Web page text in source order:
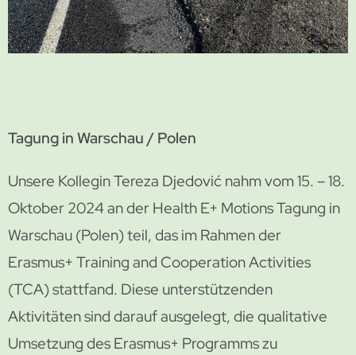
Tagung in Warschau / Polen
Unsere Kollegin Tereza Djedović nahm vom 15. – 18.
Oktober 2024 an der Health E+ Motions Tagung in
Warschau (Polen) teil, das im Rahmen der
Erasmus+ Training and Cooperation Activities
(TCA) stattfand. Diese unterstützenden
Aktivitäten sind darauf ausgelegt, die qualitative
Umsetzung des Erasmus+ Programms zu